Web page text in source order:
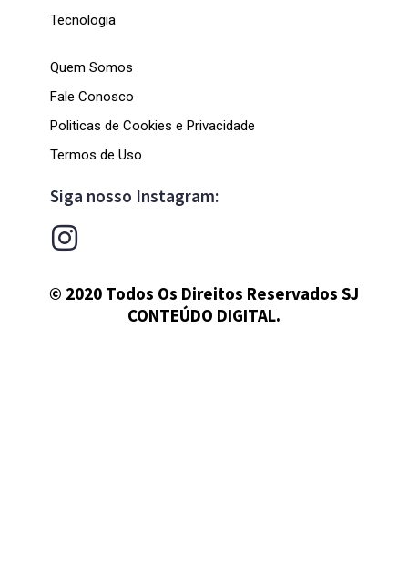
Tecnologia
Quem Somos
Fale Conosco
Politicas de Cookies e Privacidade
Termos de Uso
Siga nosso Instagram:
© 2020 Todos Os Direitos Reservados SJ
CONTEÚDO DIGITAL.